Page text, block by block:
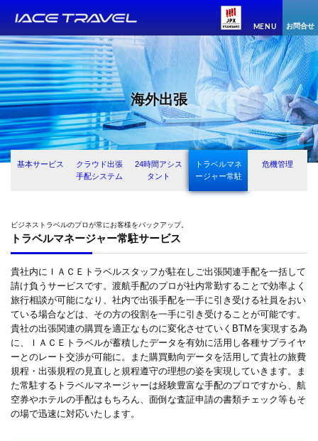
MENU お問合せ
海外出張
基本サービス
クラウド出張
手配システム
24時間アシス
タント
トラベルマネ
ージャー常駐
危機管理
ビジネストラベルのプロが常にお客様をバックアップ。
トラベルマネージャー常駐サービス
貴社内にＩＡＣＥトラベルスタッフが駐在しご出張関連手配を一括して
請け負うサービスです。渡航手配のプロが社内常勤することで効率よく
旅行相談が可能になり、社内で出張手配を一手に引き受ける社員をおい
ている場合などは、その方の役割を一手に引き受けることが可能です。
貴社の出張関連の購買を適正なものに変化させていくBTMを実現する為
に、ＩＡＣＥトラベルが蓄積したデータを有効に活用し各種サプライヤ
ーとのレート交渉が可能に。また購買動向データを活用して貴社の旅費
規程・出張規程の見直しと規程遵守の理想の姿を実現していきます。ま
た常駐するトラベルマネージャーは経験豊富な手配のプロですから、航
空券やホテルの手配はもちろん、面倒な査証申請の書類チェック等もそ
の場で迅速に対応いたします。